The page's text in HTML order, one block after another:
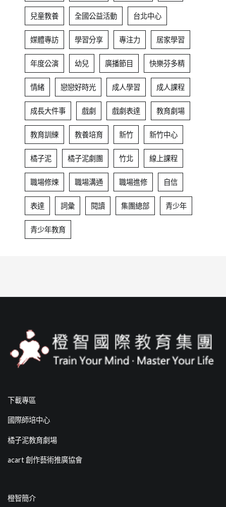
兒童教養 全國公益活動 台北中心
媒體專訪 學習分享 專注力 居家學習
年度公演 幼兒 廣播節目 快樂芬多精
情緒 戀戀好時光 成人學習 成人課程
成長大件事 戲劇 戲劇表達 教育劇場
教育訓練 教養培育 新竹 新竹中心
橘子泥 橘子泥劇團 竹北 線上課程
職場修煉 職場溝通 職場進修 自信
表達 詞彙 閱讀 集團總部 青少年
青少年教育
下載專區
國際師培中心
橘子泥教育劇場
acart 創作藝術推廣協會
橙智簡介